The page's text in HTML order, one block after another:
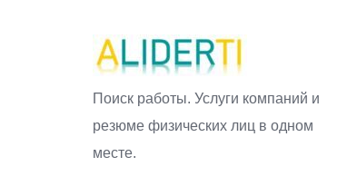
Поиск работы. Услуги компаний и
резюме физических лиц в одном
месте.